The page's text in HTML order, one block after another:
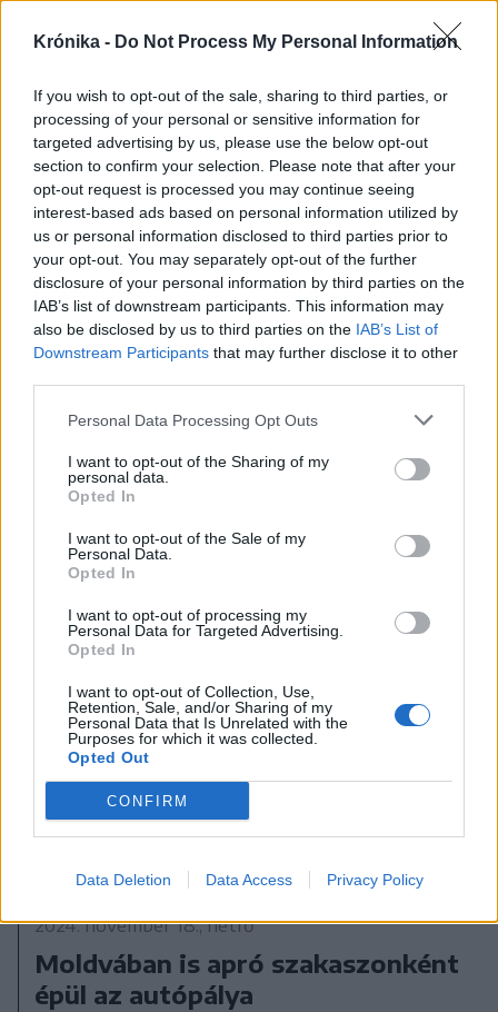
Krónika - Do Not Process My Personal Information
If you wish to opt-out of the sale, sharing to third parties, or
processing of your personal or sensitive information for
targeted advertising by us, please use the below opt-out
section to confirm your selection. Please note that after your
opt-out request is processed you may continue seeing
interest-based ads based on personal information utilized by
us or personal information disclosed to third parties prior to
your opt-out. You may separately opt-out of the further
disclosure of your personal information by third parties on the
IAB’s list of downstream participants. This information may
also be disclosed by us to third parties on the IAB’s List of
Downstream Participants that may further disclose it to other
Personal Data Processing Opt Outs
I want to opt-out of the Sharing of my
personal data.
Opted In
I want to opt-out of the Sale of my
Personal Data.
Opted In
I want to opt-out of processing my
Personal Data for Targeted Advertising.
Opted In
I want to opt-out of Collection, Use,
Retention, Sale, and/or Sharing of my
Personal Data that Is Unrelated with the
Purposes for which it was collected.
Opted Out
CONFIRM
Data Deletion Data Access Privacy Policy
2025. február 28., péntek
2024. november 18., hétfő
Moldvában is apró szakaszonként
épül az autópálya